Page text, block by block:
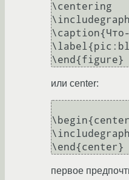
\centering
или center:
первое